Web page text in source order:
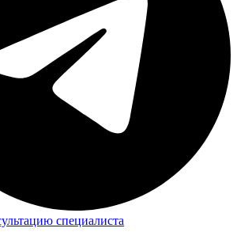
специалиста